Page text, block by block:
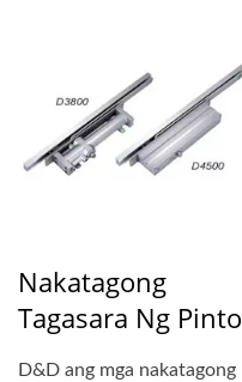
Nakatagong
Tagasara Ng Pinto
D&D ang mga nakatagong